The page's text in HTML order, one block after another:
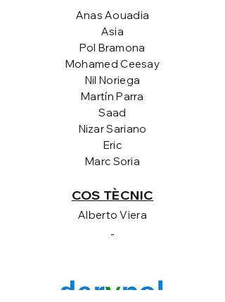
Anas Aouadia
Asia
Pol Bramona
Mohamed Ceesay
Nil Noriega
Martín Parra
Saad
Nizar Sariano
Eric
Marc Soria
COS TÈCNIC
Alberto Viera
-